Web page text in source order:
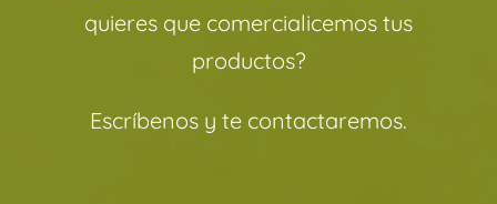
quieres que comercialicemos tus
productos?
Escríbenos y te contactaremos.